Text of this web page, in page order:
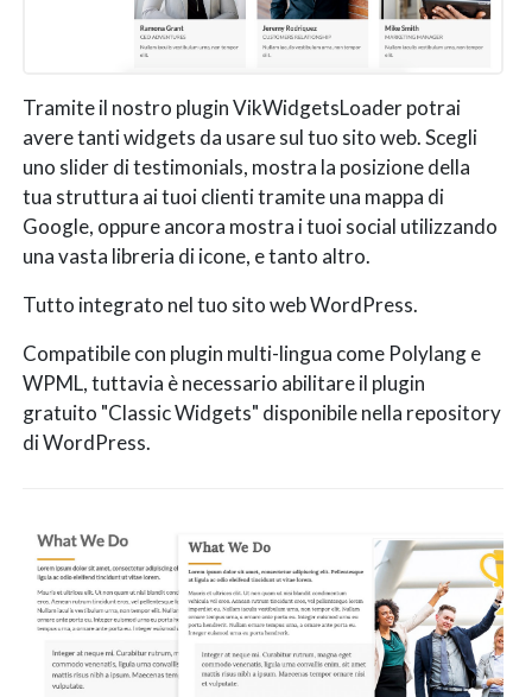
Tramite il nostro plugin VikWidgetsLoader potrai
avere tanti widgets da usare sul tuo sito web. Scegli
uno slider di testimonials, mostra la posizione della
tua struttura ai tuoi clienti tramite una mappa di
Google, oppure ancora mostra i tuoi social utilizzando
una vasta libreria di icone, e tanto altro.
Tutto integrato nel tuo sito web WordPress.
Compatibile con plugin multi-lingua come Polylang e
WPML, tuttavia è necessario abilitare il plugin
gratuito "Classic Widgets" disponibile nella repository
di WordPress.